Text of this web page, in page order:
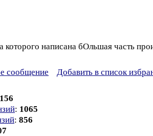
которого написана бОльшая часть
сообщение Добавить в список
156
: 1065
: 856